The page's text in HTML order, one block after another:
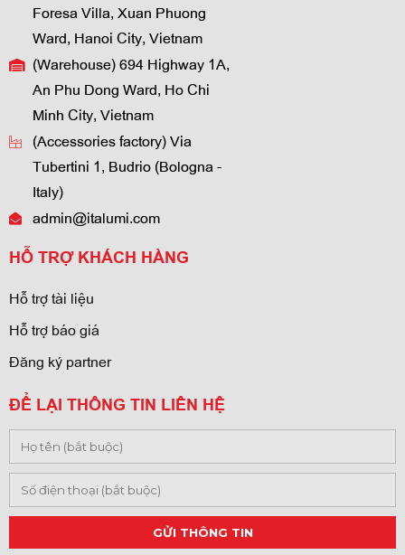
Foresa Villa, Xuan Phuong
Ward, Hanoi City, Vietnam
(Warehouse) 694 Highway 1A,
An Phu Dong Ward, Ho Chi
Minh City, Vietnam
(Accessories factory) Via
Tubertini 1, Budrio (Bologna -
Italy)
admin@italumi.com
HỖ TRỢ KHÁCH HÀNG
Hỗ trợ tài liệu
Hỗ trợ báo giá
Đăng ký partner
ĐỂ LẠI THÔNG TIN LIÊN HỆ